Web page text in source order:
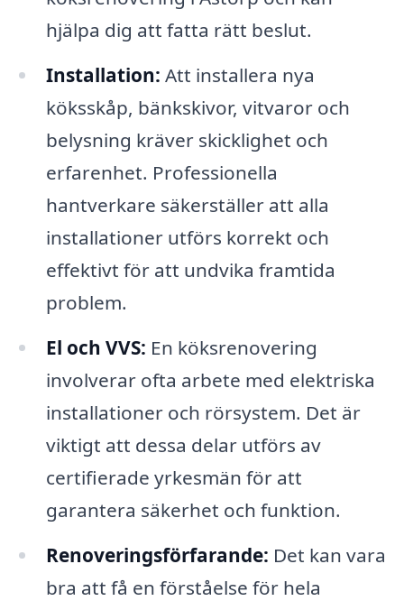
hjälpa dig att fatta rätt beslut.
Installation: Att installera nya
köksskåp, bänkskivor, vitvaror och
belysning kräver skicklighet och
erfarenhet. Professionella
hantverkare säkerställer att alla
installationer utförs korrekt och
effektivt för att undvika framtida
problem.
El och VVS: En köksrenovering
involverar ofta arbete med elektriska
installationer och rörsystem. Det är
viktigt att dessa delar utförs av
certifierade yrkesmän för att
garantera säkerhet och funktion.
Renoveringsförfarande: Det kan vara
bra att få en förståelse för hela